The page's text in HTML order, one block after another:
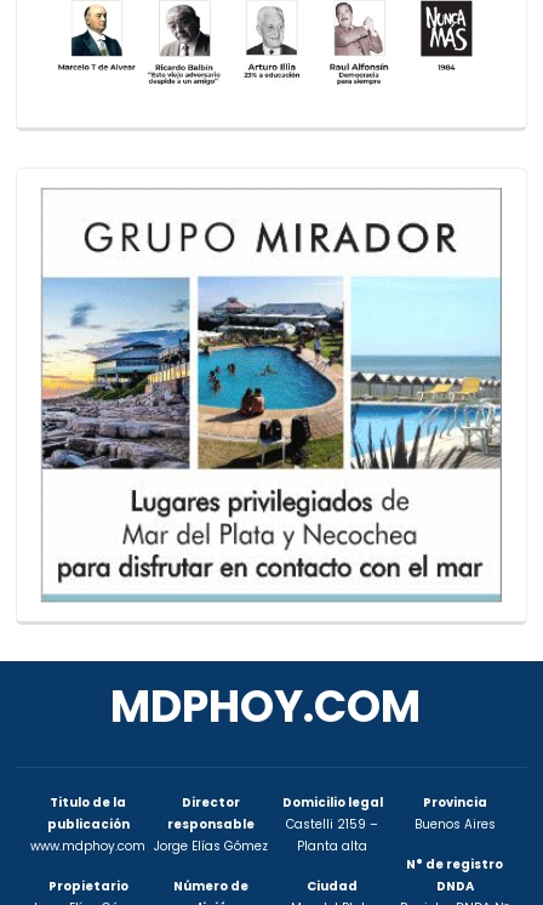
MDPHOY.COM
Titulo de la
publicación
www.mdphoy.com
Propietario
Director
responsable
Jorge Elías Gómez
Número de
Domicilio legal
Castelli 2159 –
Planta alta
Ciudad
Provincia
Buenos Aires
N° de registro
DNDA